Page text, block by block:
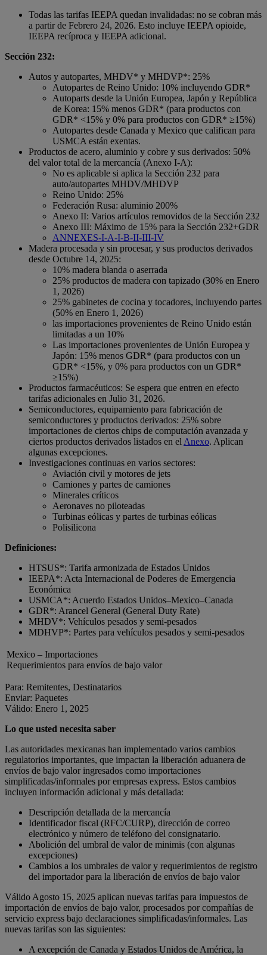
Todas las tarifas IEEPA quedan invalidadas: no se cobran más
a partir de Febrero 24, 2026. Esto incluye IEEPA opioide,
IEEPA recíproca y IEEPA adicional.
Sección 232:
Autos y autopartes, MHDV* y MHDVP*: 25%
Autopartes de Reino Unido: 10% incluyendo GDR*
Autoparts desde la Unión Europea, Japón y República
de Korea: 15% menos GDR* (para productos con
GDR* <15% y 0% para productos con GDR* ≥15%)
Autopartes desde Canada y Mexico que califican para
USMCA están exentas.
Productos de acero, aluminio y cobre y sus derivados: 50%
del valor total de la mercancía (Anexo I-A):
No es aplicable si aplica la Sección 232 para
auto/autopartes MHDV/MHDVP
Reino Unido: 25%
Federación Rusa: aluminio 200%
Anexo II: Varios artículos removidos de la Sección 232
Anexo III: Máximo de 15% para la Sección 232+GDR
ANNEXES-I-A-I-B-II-III-IV
Madera procesada y sin procesar, y sus productos derivados
desde Octubre 14, 2025:
10% madera blanda o aserrada
25% productos de madera con tapizado (30% en Enero
1, 2026)
25% gabinetes de cocina y tocadores, incluyendo partes
(50% en Enero 1, 2026)
las importaciones provenientes de Reino Unido están
limitadas a un 10%
Las importaciones provenientes de Unión Europea y
Japón: 15% menos GDR* (para productos con un
GDR* <15%, y 0% para productos con un GDR*
≥15%)
Productos farmacéuticos: Se espera que entren en efecto
tarifas adicionales en Julio 31, 2026.
Semiconductores, equipamiento para fabricación de
semiconductores y productos derivados: 25% sobre
importaciones de ciertos chips de computación avanzada y
ciertos productos derivados listados en el Anexo. Aplican
algunas excepciones.
Investigaciones continuas en varios sectores:
Aviación civil y motores de jets
Camiones y partes de camiones
Minerales críticos
Aeronaves no piloteadas
Turbinas eólicas y partes de turbinas eólicas
Polisilicona
Definiciones:
HTSUS*: Tarifa armonizada de Estados Unidos
IEEPA*: Acta Internacional de Poderes de Emergencia
Económica
USMCA*: Acuerdo Estados Unidos–Mexico–Canada
GDR*: Arancel General (General Duty Rate)
MHDV*: Vehículos pesados y semi-pesados
MDHVP*: Partes para vehículos pesados y semi-pesados
Mexico – Importaciones
Requerimientos para envíos de bajo valor
Para: Remitentes, Destinatarios
Enviar: Paquetes
Válido: Enero 1, 2025
Lo que usted necesita saber
Las autoridades mexicanas han implementado varios cambios
regulatorios importantes, que impactan la liberación aduanera de
envíos de bajo valor ingresados como importaciones
simplificadas/informales por empresas express. Estos cambios
incluyen información adicional y más detallada:
Descripción detallada de la mercancía
Identificador fiscal (RFC/CURP), dirección de correo
electrónico y número de teléfono del consignatario.
Abolición del umbral de valor de minimis (con algunas
excepciones)
Cambios a los umbrales de valor y requerimientos de registro
del importador para la liberación de envíos de bajo valor
Válido Agosto 15, 2025 aplican nuevas tarifas para impuestos de
importación de envíos de bajo valor, procesados por compañías de
servicio express bajo declaraciones simplificadas/informales. Las
nuevas tarifas son las siguientes:
A excepción de Canada y Estados Unidos de América, la